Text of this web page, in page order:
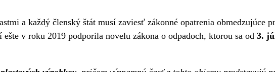
a každý členský štát musí zaviesť zákonné opatrenia obmedzujúce
v roku 2019 podporila novelu zákona o odpadoch, ktorou sa od 3.